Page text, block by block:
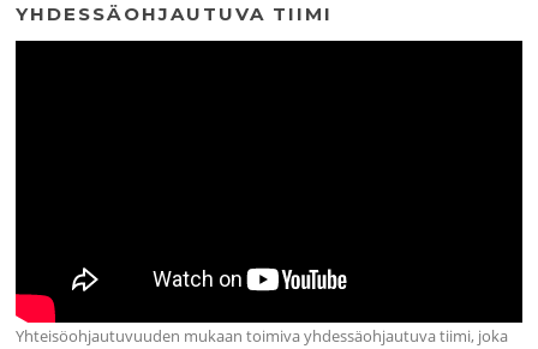
YHDESSÄOHJAUTUVA TIIMI
Yhteisöohjautuvuuden mukaan toimiva yhdessäohjautuva tiimi, joka